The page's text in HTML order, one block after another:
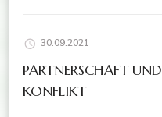
30.09.2021
PARTNERSCHAFT UND
KONFLIKT